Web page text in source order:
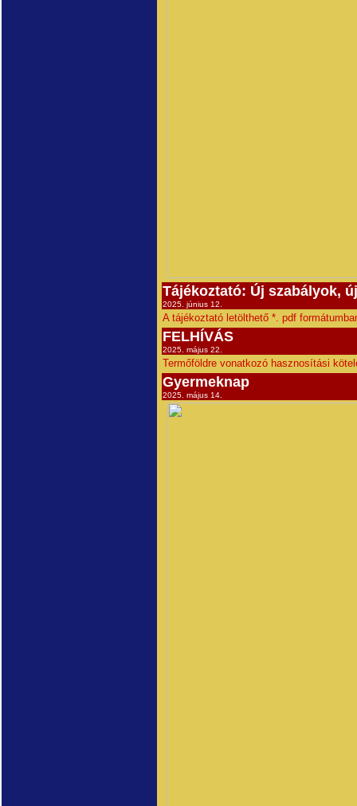
Tájékoztató: Új szabályok,
2025. június 12.
A tájékoztató letölthető *. pdf
FELHÍVÁS
2025. május 22.
Termőföldre vonatkozó hasznosítási
Gyermeknap
2025. május 14.